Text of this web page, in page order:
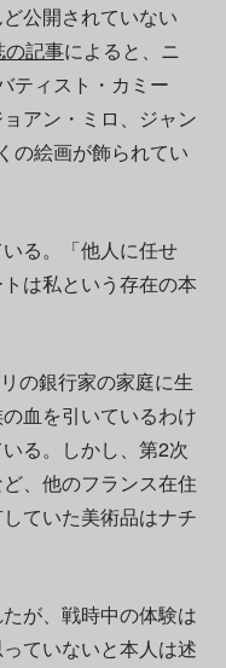
公開されていない
の記事によると、ニ
ティスト・カミー
アン・ミロ、ジャン
の絵画が飾られてい
る。「他人に任せ
は私という存在の本
の銀行家の家庭に生
血を引いているわけ
る。しかし、第2次
、他のフランス在住
ていた美術品はナチ
が、戦時中の体験は
ていないと本人は述